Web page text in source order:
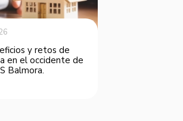
y retos de
en el occidente de
Balmora.